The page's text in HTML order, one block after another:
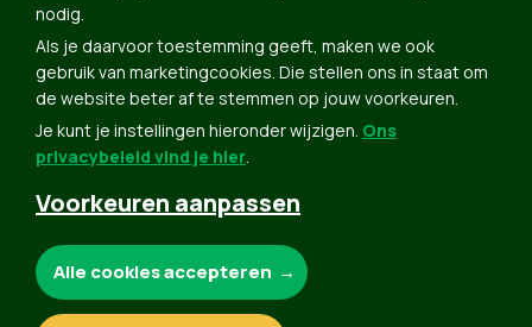
Word lid
Agenda
Bekijk kalender
Verleng je lidmaatschap
Programma oktober 2024
Programma juni 2024
Downloads
Webshop
nodig.
Als je daarvoor toestemming geeft, maken we ook
gebruik van marketingcookies. Die stellen ons in staat om
de website beter af te stemmen op jouw voorkeuren.
Je kunt je instellingen hieronder wijzigen. Ons
privacybeleid vind je hier.
Voorkeuren aanpassen
Alle cookies accepteren